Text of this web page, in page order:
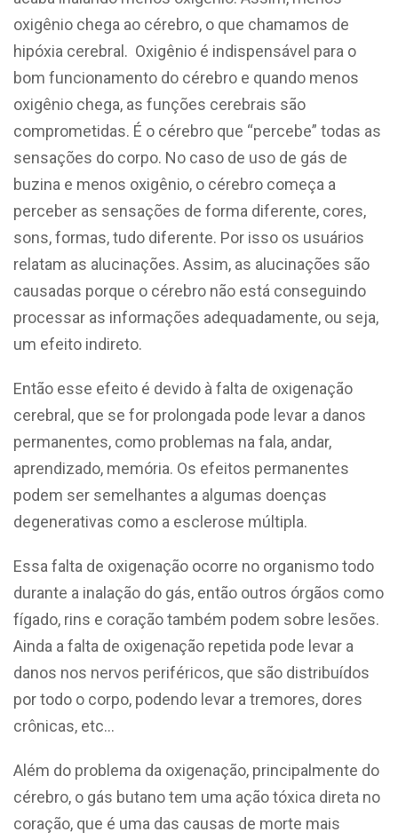
oxigênio chega ao cérebro, o que chamamos de
hipóxia cerebral. Oxigênio é indispensável para o
bom funcionamento do cérebro e quando menos
oxigênio chega, as funções cerebrais são
comprometidas. É o cérebro que “percebe” todas as
sensações do corpo. No caso de uso de gás de
buzina e menos oxigênio, o cérebro começa a
perceber as sensações de forma diferente, cores,
sons, formas, tudo diferente. Por isso os usuários
relatam as alucinações. Assim, as alucinações são
causadas porque o cérebro não está conseguindo
processar as informações adequadamente, ou seja,
um efeito indireto.
Então esse efeito é devido à falta de oxigenação
cerebral, que se for prolongada pode levar a danos
permanentes, como problemas na fala, andar,
aprendizado, memória. Os efeitos permanentes
podem ser semelhantes a algumas doenças
degenerativas como a esclerose múltipla.
Essa falta de oxigenação ocorre no organismo todo
durante a inalação do gás, então outros órgãos como
fígado, rins e coração também podem sobre lesões.
Ainda a falta de oxigenação repetida pode levar a
danos nos nervos periféricos, que são distribuídos
por todo o corpo, podendo levar a tremores, dores
crônicas, etc…
Além do problema da oxigenação, principalmente do
cérebro, o gás butano tem uma ação tóxica direta no
coração, que é uma das causas de morte mais